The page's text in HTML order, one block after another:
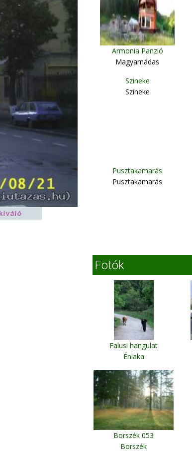
Armonia Panzió
Magyarnádas
Szineke
Szineke
Pusztakamarás
Pusztakamarás
Fotók
Falusi hangulat
Énlaka
Borszék 053
Borszék